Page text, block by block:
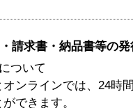
請求書・納品書等の
ついて
オンラインでは、24時
できます。